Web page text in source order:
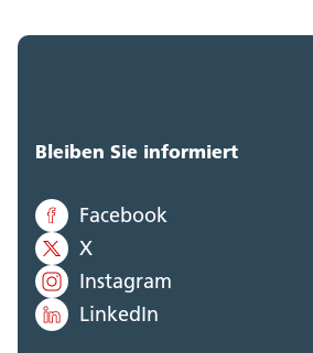
Bleiben Sie informiert
Facebook
X
Instagram
LinkedIn